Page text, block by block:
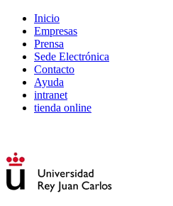
Inicio
Empresas
Prensa
Sede Electrónica
Contacto
Ayuda
intranet
tienda online